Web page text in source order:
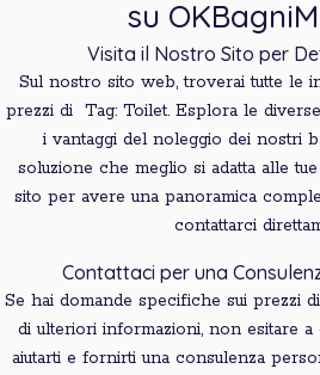
su
Visita il Nostro Sito per
Sul nostro sito web, troverai tutte le
prezzi di Tag: Toilet. Esplora le
i vantaggi del noleggio dei nostri
soluzione che meglio si adatta alle
sito per avere una panoramica
contattarci
Contattaci per una
Se hai domande specifiche sui prezzi
di ulteriori informazioni, non esitare a
aiutarti e fornirti una consulenza